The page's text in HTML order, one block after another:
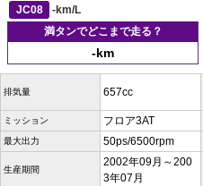
JC08
-km/L
満タンでどこまで走る？
-km
排気量 657cc
ミッション フロア3AT
最大出力 50ps/6500rpm
生産期間
2002年09月～200
3年07月